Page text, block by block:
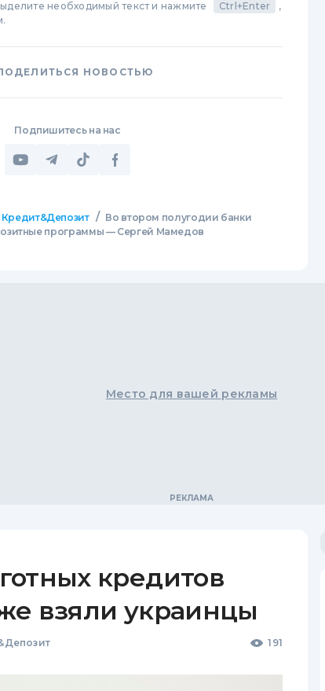
необходимый текст и нажмите Ctrl+Enter
,
НОВОСТЬЮ
Подпишитесь на нас
Кредит&Депозит / Во втором полугодии банки
программы — Сергей Мамедов
Место для вашей рекламы
кредитов
взяли украинцы
191